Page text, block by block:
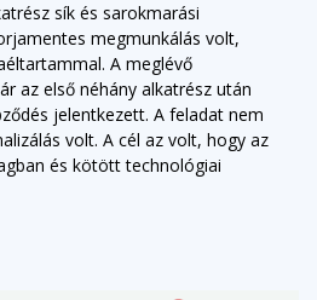
sík és sarokmarási
megmunkálás volt,
A meglévő
az első néhány alkatrész után
jelentkezett. A feladat nem
volt. A cél az volt, hogy az
és kötött technológiai